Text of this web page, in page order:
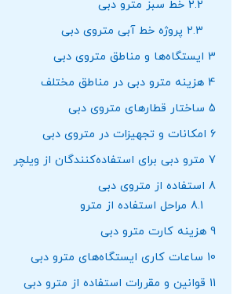
2.2 خط سبز مترو دبی
2.3 پروژه خط آبی متروی دبی
3 ایستگاه‌ها و مناطق متروی دبی
4 هزینه مترو دبی در مناطق مختلف
5 ساختار قطارهای متروی دبی
6 امکانات و تجهیزات در متروی دبی
7 مترو دبی برای استفاده‌کنندگان از ویلچر
8 استفاده از متروی دبی
8.1 مراحل استفاده از مترو
9 هزینه کارت مترو دبی
10 ساعات کاری ایستگاه‌های مترو دبی
11 قوانین و مقررات استفاده از مترو دبی